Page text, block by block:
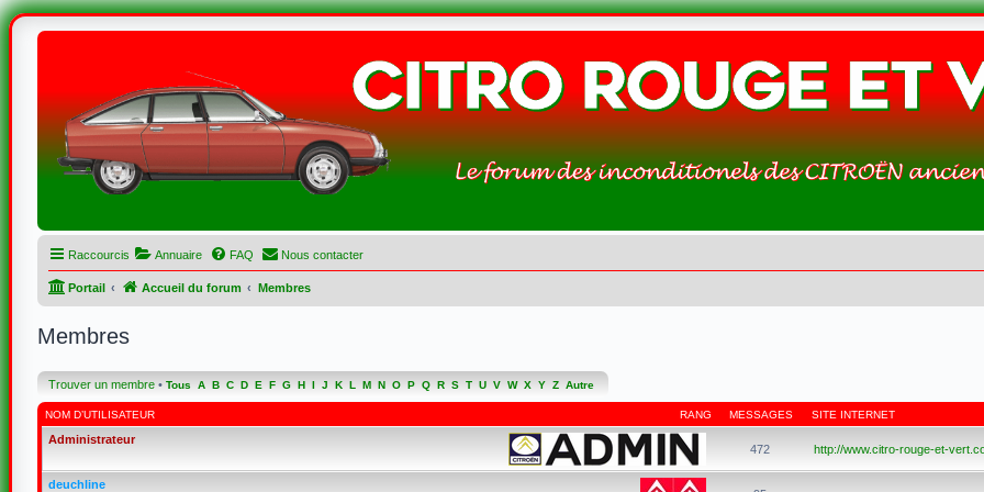
Raccourcis Annuaire FAQ Nous contacter
Portail Accueil du forum Membres
Membres
Trouver un membre• Tous A B C D E F G H I J K L M N O P Q R S T U V W X Y Z Autre
RANG
NOM D’UTILISATEUR MESSAGES SITE INTERNET
Administrateur
472 http://www.citro-rouge-et-
deuchline